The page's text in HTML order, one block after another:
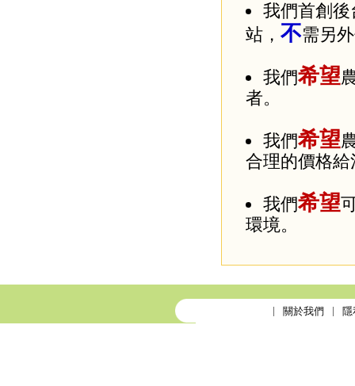
我們首創
站， 不需另
我們希望
者。
我們希望
合理的價格給
我們希望
環境。
關於我們